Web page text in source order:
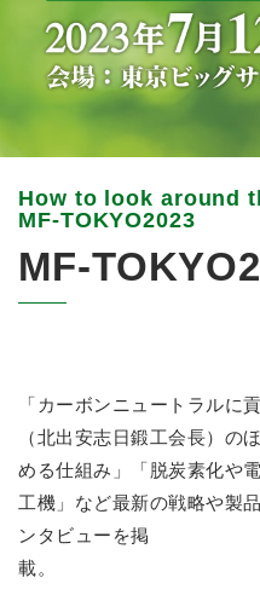
MF-
「カーボンニュートラルに
（北出安志日鍛工会長）の
める仕組み」「脱炭素化や
工機」など最新の戦略や製
ンタビューを掲
載